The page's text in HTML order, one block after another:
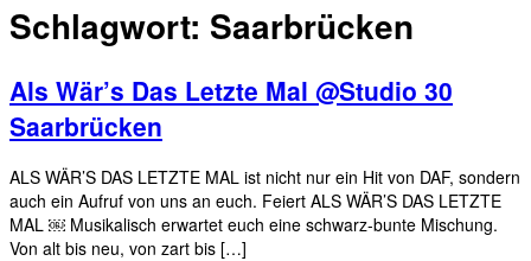
Schlagwort: Saarbrücken
Als Wär’s Das Letzte Mal @Studio 30
Saarbrücken
ALS WÄR’S DAS LETZTE MAL ist nicht nur ein Hit von DAF, sondern
auch ein Aufruf von uns an euch. Feiert ALS WÄR’S DAS LETZTE
MAL ￼ Musikalisch erwartet euch eine schwarz-bunte Mischung.
Von alt bis neu, von zart bis […]